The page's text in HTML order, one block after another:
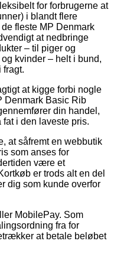
for forbrugerne at
i blandt flere
fleste MP Denmark
at nedbringe
– til piger og
kvinder – helt i bund,
fragt.
at kigge forbi nogle
Denmark Basic Rib
din handel,
i den laveste pris.
at såfremt en webbutik
som anses for
være et
er trods alt en del
dig som kunde overfor
MobilePay. Som
fra for
at betale beløbet